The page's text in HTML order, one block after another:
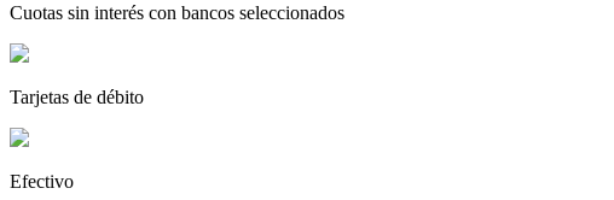
Cuotas sin interés con bancos seleccionados
Tarjetas de débito
Efectivo